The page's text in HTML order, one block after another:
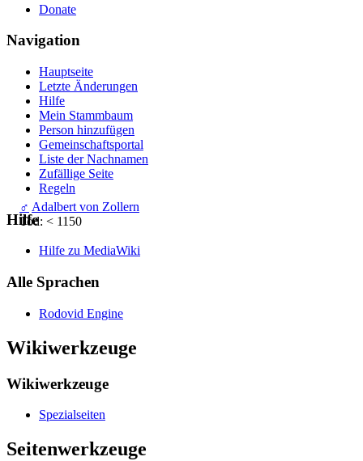
♂ Adalbert von Zollern
Tod: < 1150
Donate
Navigation
Hauptseite
Letzte Änderungen
Hilfe
Mein Stammbaum
Person hinzufügen
Gemeinschafts­portal
Liste der Nachnamen
Zufällige Seite
Regeln
Hilfe
Hilfe zu MediaWiki
Alle Sprachen
Rodovid Engine
Wikiwerkzeuge
Wikiwerkzeuge
Spezialseiten
Seitenwerkzeuge